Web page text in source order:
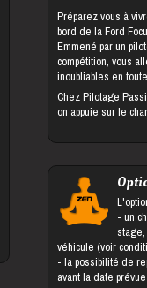
Préparez vous à
bord de la Ford
Emmené par un
compétition, vous
inoubliables en
Chez Pilotage
on appuie sur le
- un changement du bénéficiaire du
véhicule (voir
- la possibilité de reporter le stage jusqu'à 5 jours
avant la date